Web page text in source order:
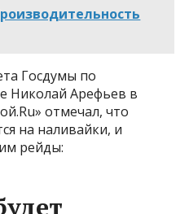
Госдумы по
Николай Арефьев в
отмечал, что
на наливайки, и
рейды: